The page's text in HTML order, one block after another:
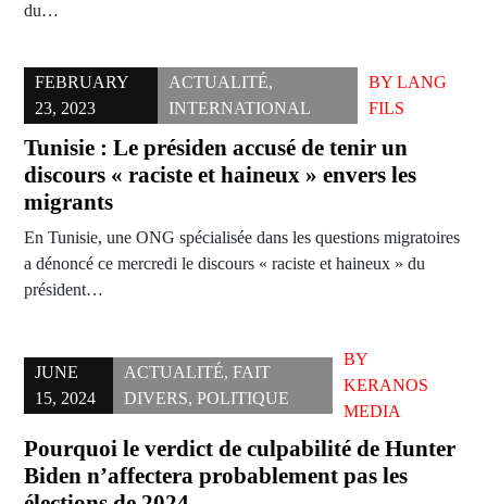
du…
FEBRUARY
23, 2023
ACTUALITÉ,
INTERNATIONAL
BY LANG
FILS
Tunisie : Le présiden accusé de tenir un
discours « raciste et haineux » envers les
migrants
En Tunisie, une ONG spécialisée dans les questions migratoires
a dénoncé ce mercredi le discours « raciste et haineux » du
président…
JUNE
15, 2024
ACTUALITÉ,FAIT
DIVERS,POLITIQUE
BY
KERANOS
MEDIA
Pourquoi le verdict de culpabilité de Hunter
Biden n’affectera probablement pas les